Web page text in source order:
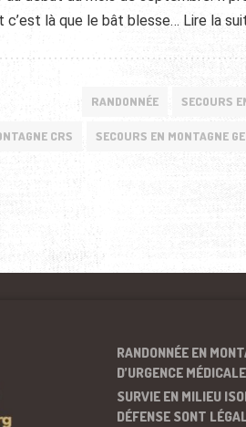
c’est là que le bât blesse… Lire la
RANDONNÉE SECOURS
CRS SECOURS EN MONTAGNE
RANDONNÉE EN
D’URGENCE
SURVIE EN MILIEU
DÉFENSE SONT